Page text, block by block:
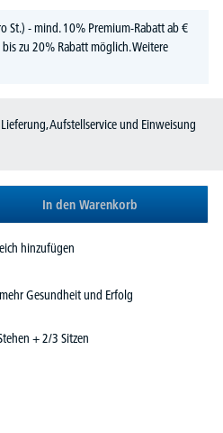
St.) - mind. 10% Premium-Rabatt ab €
zu 20% Rabatt möglich.Weitere
Lieferung, Aufstellservice und Einweisung
In den Warenkorb
hinzufügen
Gesundheit und Erfolg
+ 2/3 Sitzen